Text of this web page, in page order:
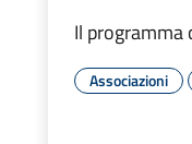
Il
Associazioni